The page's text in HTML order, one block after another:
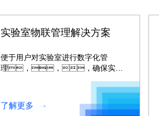
实验室物联管理解决方案
便于用户对实验室进行数字化管
理，，，确保实验
全、、、、舒
适、、节能环
保。。。。
了解更多